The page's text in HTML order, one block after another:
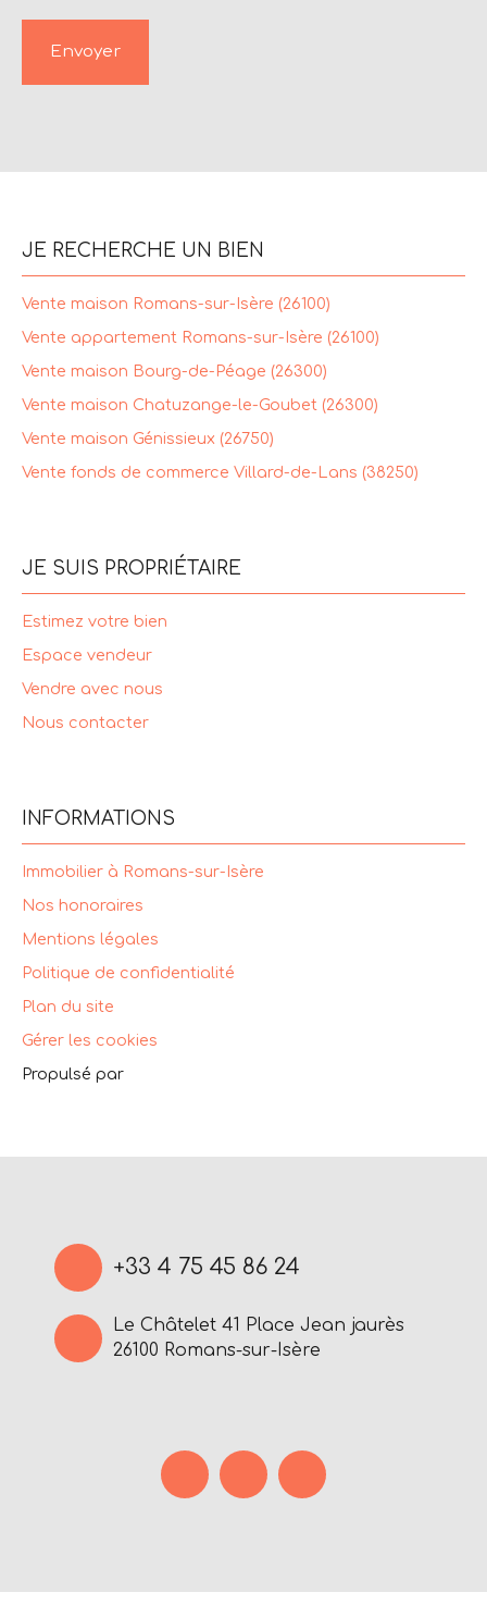
Envoyer
JE RECHERCHE UN BIEN
Vente maison Romans-sur-Isère (26100)
Vente appartement Romans-sur-Isère (26100)
Vente maison Bourg-de-Péage (26300)
Vente maison Chatuzange-le-Goubet (26300)
Vente maison Génissieux (26750)
Vente fonds de commerce Villard-de-Lans (38250)
JE SUIS PROPRIÉTAIRE
Estimez votre bien
Espace vendeur
Vendre avec nous
Nous contacter
INFORMATIONS
Immobilier à Romans-sur-Isère
Nos honoraires
Mentions légales
Politique de confidentialité
Plan du site
Gérer les cookies
Propulsé par
+33 4 75 45 86 24
Le Châtelet 41 Place Jean jaurès
26100 Romans-sur-Isère